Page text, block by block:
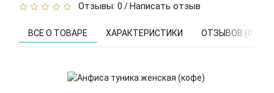
Отзывы: 0 /Написать отзыв
ВСЕ О ТОВАРЕ ХАРАКТЕРИСТИКИ ОТЗЫВОВ (0)